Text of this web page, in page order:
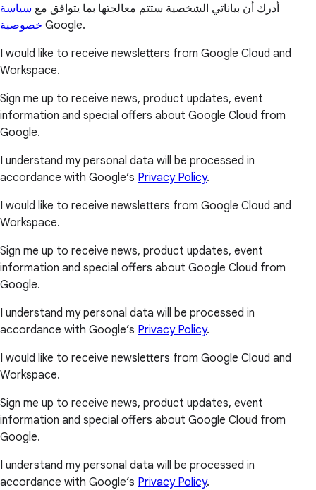
أدرك أن بياناتي الشخصية ستتم معالجتها بما يتوافق مع سياسة
خصوصية Google.
I would like to receive newsletters from Google Cloud and
Workspace.
Sign me up to receive news, product updates, event
information and special offers about Google Cloud from
Google.
I understand my personal data will be processed in
accordance with Google’s Privacy Policy.
I would like to receive newsletters from Google Cloud and
Workspace.
Sign me up to receive news, product updates, event
information and special offers about Google Cloud from
Google.
I understand my personal data will be processed in
accordance with Google’s Privacy Policy.
I would like to receive newsletters from Google Cloud and
Workspace.
Sign me up to receive news, product updates, event
information and special offers about Google Cloud from
Google.
I understand my personal data will be processed in
accordance with Google’s Privacy Policy.